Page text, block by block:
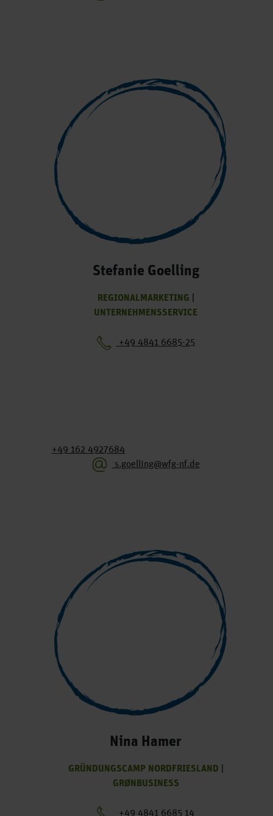
Stefanie Goelling
REGIONALMARKETING |
UNTERNEHMENSSERVICE
+49 4841 6685-25
+49 162 4927684
s.goelling@wfg-nf.de
Nina Hamer
GRÜNDUNGSCAMP NORDFRIESLAND
GRØNBUSINESS
+49 4841 6685 14